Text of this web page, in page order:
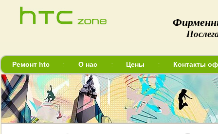
Ремонт htc О нас Цены Контакты